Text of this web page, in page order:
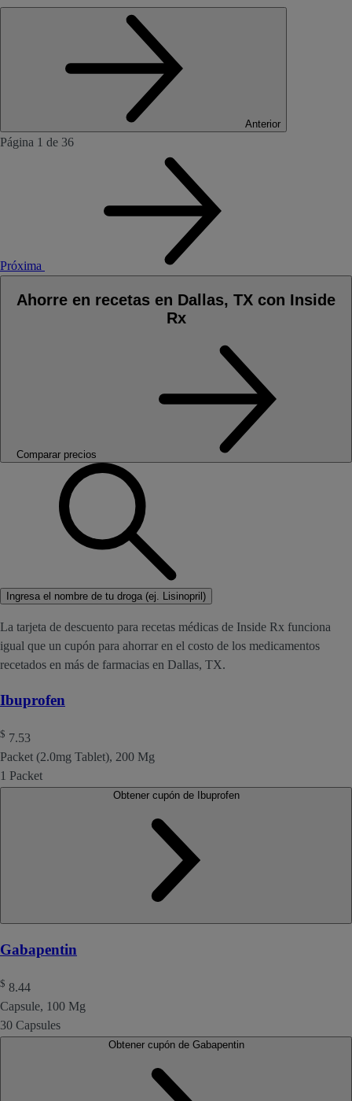
Anterior
Página 1 de 36
Próxima
Ahorre en recetas en Dallas, TX con Inside
Rx
Comparar precios
Ingresa el nombre de tu droga (ej. Lisinopril)
La tarjeta de descuento para recetas médicas de Inside Rx funciona
igual que un cupón para ahorrar en el costo de los medicamentos
recetados en más de farmacias en Dallas, TX.
Ibuprofen
$ 7.53
Packet (2.0mg Tablet), 200 Mg
1 Packet
Obtener cupón de Ibuprofen
Gabapentin
$ 8.44
Capsule, 100 Mg
30 Capsules
Obtener cupón de Gabapentin